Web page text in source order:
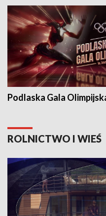
Podlaska Gala
ROLNICTWO I WIEŚ